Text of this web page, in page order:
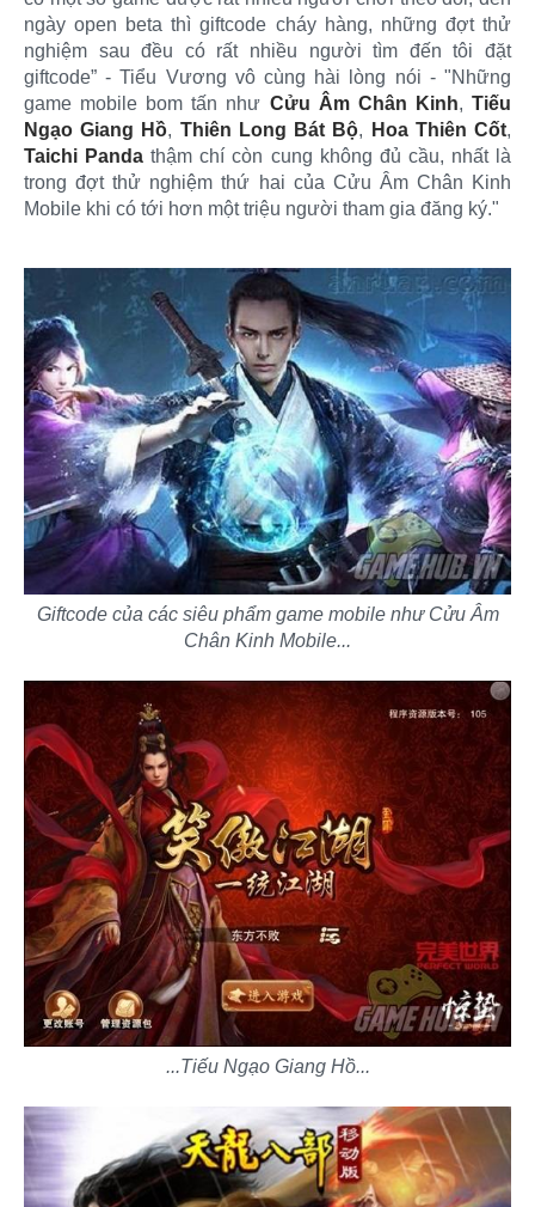
ngày open beta thì giftcode cháy hàng, những đợt thử
nghiệm sau đều có rất nhiều người tìm đến tôi đặt
giftcode” - Tiểu Vương vô cùng hài lòng nói - "Những
game mobile bom tấn như Cửu Âm Chân Kinh,Tiếu
Ngạo Giang Hồ, Thiên Long Bát Bộ, Hoa Thiên Cốt,
Taichi Panda thậm chí còn cung không đủ cầu, nhất là
trong đợt thử nghiệm thứ hai của Cửu Âm Chân Kinh
Mobile khi có tới hơn một triệu người tham gia đăng ký."
Giftcode của các siêu phẩm game mobile như Cửu Âm
Chân Kinh Mobile...
...Tiếu Ngạo Giang Hồ...